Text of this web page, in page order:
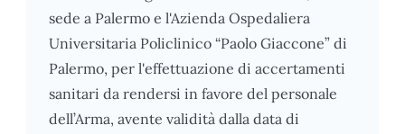
sede a Palermo e l'Azienda Ospedaliera
Universitaria Policlinico “Paolo Giaccone” di
Palermo, per l'effettuazione di accertamenti
sanitari da rendersi in favore del personale
dell’Arma, avente validità dalla data di